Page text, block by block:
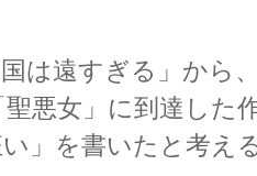
国は遠すぎる」から
悪女」に到達した
」を書いたと考え